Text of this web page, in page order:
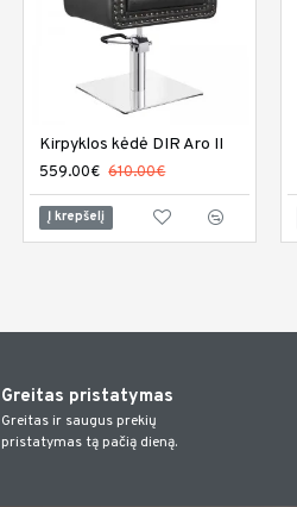
Kirpyklos kėdė DIR Aro II
559.00€ 610.00€
Į krepšelį
Greitas pristatymas
Greitas ir saugus prekių
pristatymas tą pačią dieną.